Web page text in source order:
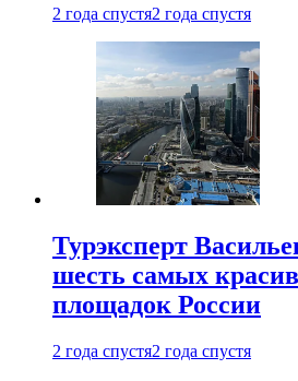
2 года спустя2 года спустя
Турэксперт
шесть самых
площадок России
2 года спустя2 года спустя